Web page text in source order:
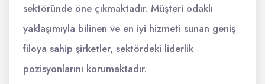
sektöründe öne çıkmaktadır. Müşteri odaklı
yaklaşımıyla bilinen ve en iyi hizmeti sunan geniş
filoya sahip şirketler, sektördeki liderlik
pozisyonlarını korumaktadır.